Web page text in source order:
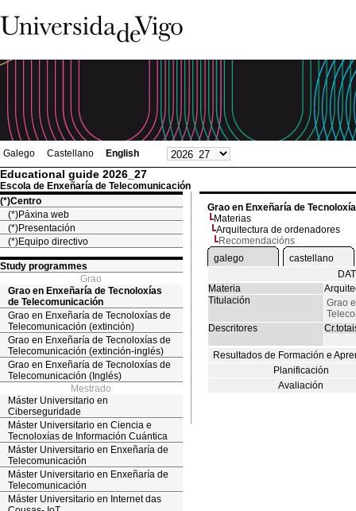
Galego Castellano English
Educational guide 2026_27
Escola de Enxeñaría de Telecomunicación
(*)Centro
(*)Páxina web
(*)Presentación
(*)Equipo directivo
Study programmes
Grao
Grao en Enxeñaría de Tecnoloxías
de Telecomunicación
Grao en Enxeñaría de Tecnoloxías de
Telecomunicación (extinción)
Grao en Enxeñaría de Tecnoloxías de
Telecomunicación (extinción-inglés)
Grao en Enxeñaría de Tecnoloxías de
Telecomunicación (Inglés)
Mestrado
Máster Universitario en
Ciberseguridade
Máster Universitario en Ciencia e
Tecnoloxías de Información Cuántica
Máster Universitario en Enxeñaría de
Telecomunicación
Máster Universitario en Enxeñaría de
Telecomunicación
Máster Universitario en Internet das
Grao en Enxeñaría de
Materias
Arquitectura de ordenadores
Recomendacións
galego
castellano
Materia
Titulación
Grao
Descritores
Resultados de Formación e
Planificación
Avaliación